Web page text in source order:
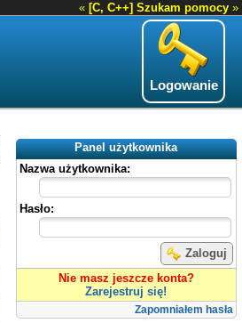
« [C, C++] Szukam pomocy »
Logowanie
Panel użytkownika
Nazwa użytkownika:
Hasło:
Zaloguj
Nie masz jeszcze konta?
Zarejestruj się!
Zapomniałem hasła